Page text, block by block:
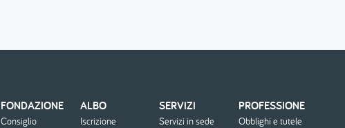
FONDAZIONE
Consiglio
ALBO
Iscrizione
SERVIZI
Servizi in sede
PROFESSIONE
Obblighi e tutele